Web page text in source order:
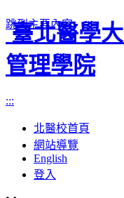
跳到主要內容
臺北醫學
管理學院
:::
北醫校首頁
網站導覽
English
登入